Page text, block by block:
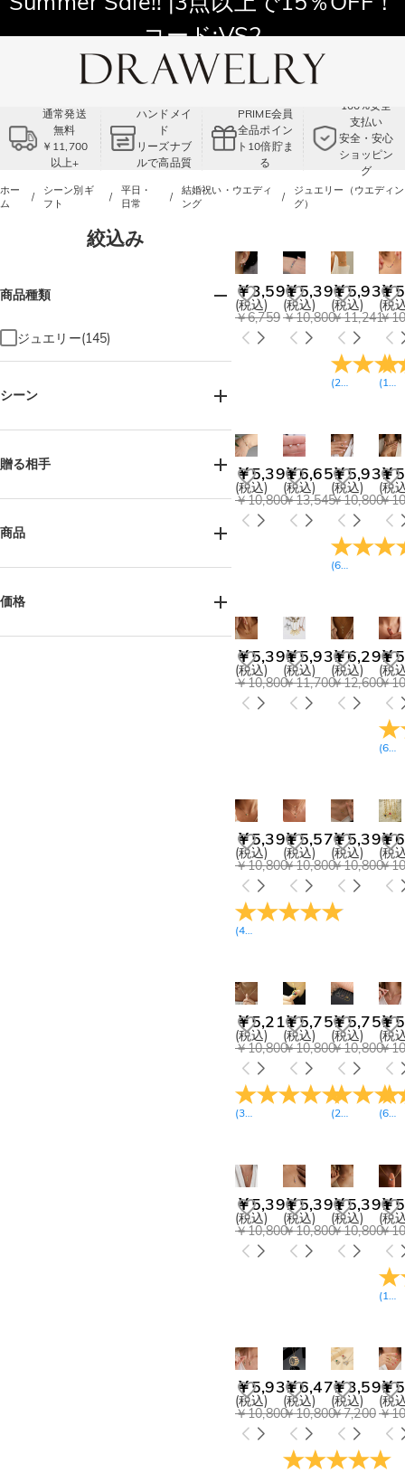
コード:VS2
通常発送
無料
￥11,700
以上+
ハンドメイ
ド
リーズナブ
ルで高品質
PRIME会員
全品ポイン
ト10倍貯ま
る
100%安全
支払い
安全・安心
ショッピン
グ
ホー
ム
シーン別ギ
フト
平日・
日常
結婚祝い・ウエディ
ング
ジュエリー（ウエディン
グ）
絞込み
商品種類
ジュエリー(145)
シーン
結婚式(118)
贈る相手
お母様へ(111)
ペット好きの方へ(2)
商品
ピアス(2)
価格
￥3,591
(税込)
￥6,759
￥5,391
(税込)
￥10,800
￥5,931
(税込)
￥11,241
(26 レビュー)
￥
(税
￥
(14
￥5,391
(税込)
￥10,800
￥6,651
(税込)
￥13,545
￥5,931
(税込)
￥10,800
(6レビュー
￥
(税
￥
￥5,391
(税込)
￥10,800
￥5,931
(税込)
￥11,700
￥6,291
(税込)
￥12,600
￥
(税
￥
(6レ
￥5,391
(税込)
￥10,800
(49 レビュー
￥5,571
(税込)
￥10,800
￥5,391
(税込)
￥10,800
￥
(税
￥
￥5,211
(税込)
￥10,800
(32 レビュー
￥5,751
(税込)
￥10,800
￥5,751
(税込)
￥10,800
(21 レビュー)
￥
(税
￥
(6レ
￥5,391
(税込)
￥10,800
￥5,391
(税込)
￥10,800
￥5,391
(税込)
￥10,800
￥
(税
￥
(13
￥5,931
(税込)
￥10,800
￥6,471
(税込)
￥10,800
￥3,591
(税込)
￥7,200
￥
(税
￥